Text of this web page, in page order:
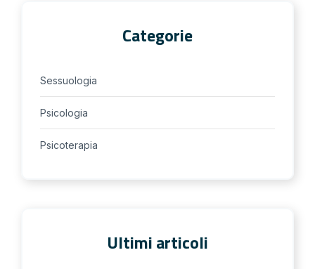
Categorie
Sessuologia
Psicologia
Psicoterapia
Ultimi articoli